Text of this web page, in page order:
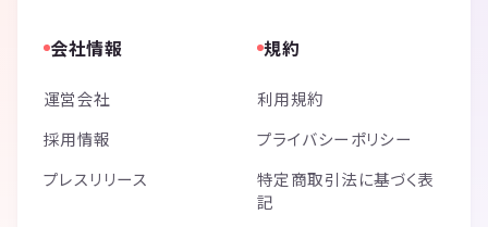
会社情報
運営会社
採用情報
プレスリリース
規約
利用規約
プライバシーポリシー
特定商取引法に基づく表
記